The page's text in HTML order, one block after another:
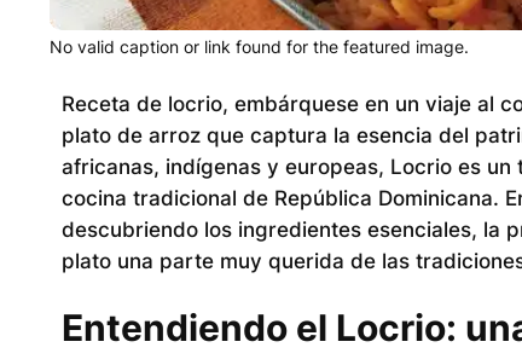
No valid caption or link found for the featured image.
Receta de locrio, embárquese en un viaje al
plato de arroz que captura la esencia del
africanas, indígenas y europeas, Locrio es
cocina tradicional de República Dominicana.
descubriendo los ingredientes esenciales, la
plato una parte muy querida de las
Entendiendo el Locrio: